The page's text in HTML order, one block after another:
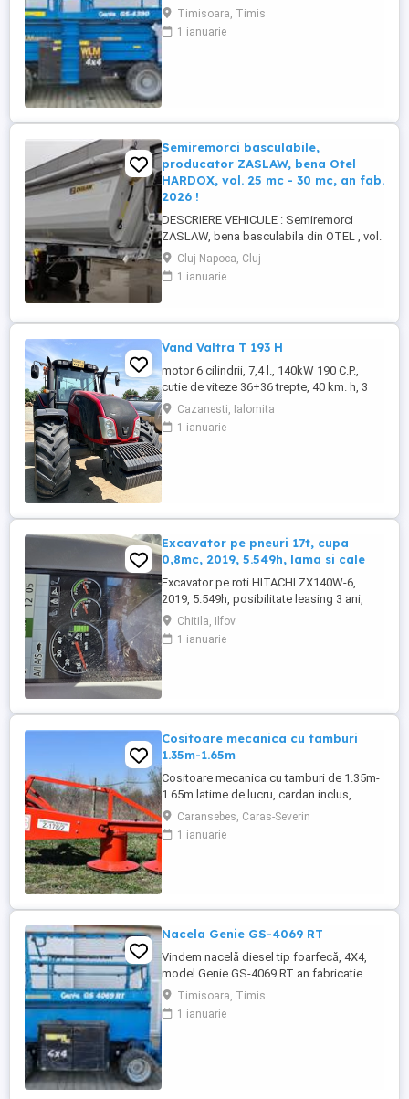
foarte bune de funcționare. Garanție 12
luni. Pret 26000 euro + TVA
Timisoara, Timis
1 ianuarie
Semiremorci basculabile,
producator ZASLAW, bena Otel
HARDOX, vol. 25 mc - 30 mc, an fab.
2026 !
DESCRIERE VEHICULE : Semiremorci
ZASLAW, bena basculabila din OTEL , vol.
24 mc - 30 mc, (stoc nou 2026 sau in
fabricatie ZASLAW) . DETALII: -
Semiremorci basculabile pe 3 axe, bena
Cluj-Napoca, Cluj
1 ianuarie
Vand Valtra T 193 H
motor 6 cilindrii, 7,4 l., 140kW 190 C.P.,
cutie de viteze 36+36 trepte, 40 km. h, 3
prize hidraulice, 650 65 r 42 spate, 540 65 r
30, 6.240 ore, an 2013, TVA inclus în preț.
Cazanesti, Ialomita
1 ianuarie
Excavator pe pneuri 17t, cupa
0,8mc, 2019, 5.549h, lama si cale
Excavator pe roti HITACHI ZX140W-6,
2019, 5.549h, posibilitate leasing 3 ani,
STARE FOARTE BUNA. Se poate vedea si
proba in Chitila , sos de Centura Bucuresti
la UTIROM INVEST SRL
Chitila, Ilfov
1 ianuarie
Cositoare mecanica cu tamburi
1.35m-1.65m
Cositoare mecanica cu tamburi de 1.35m-
1.65m latime de lucru, cardan inclus,
prelata, cheie de cutite Transport in toate
judetele
Caransebes, Caras-Severin
1 ianuarie
Nacela Genie GS-4069 RT
Vindem nacelă diesel tip foarfecă, 4X4,
model Genie GS-4069 RT an fabricatie
2018, 1100 ore functionare, conditii de
functionare foarte bune.
Timisoara, Timis
1 ianuarie